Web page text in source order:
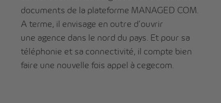
documents de la plateforme MANAGED COM.
A terme, il envisage en outre d’ouvrir
une agence dans le nord du pays. Et pour sa
téléphonie et sa connectivité, il compte bien
faire une nouvelle fois appel à cegecom.